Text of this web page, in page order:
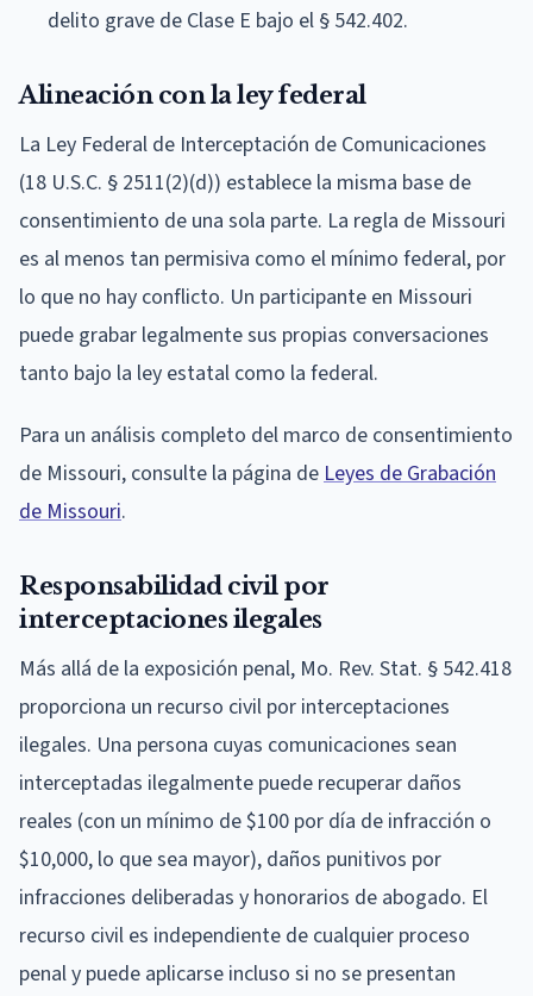
delito grave de Clase E bajo el § 542.402.
Alineación con la ley federal
La Ley Federal de Interceptación de Comunicaciones
(18 U.S.C. § 2511(2)(d)) establece la misma base de
consentimiento de una sola parte. La regla de Missouri
es al menos tan permisiva como el mínimo federal, por
lo que no hay conflicto. Un participante en Missouri
puede grabar legalmente sus propias conversaciones
tanto bajo la ley estatal como la federal.
Para un análisis completo del marco de consentimiento
de Missouri, consulte la página deLeyes de Grabación
de Missouri.
Responsabilidad civil por
interceptaciones ilegales
Más allá de la exposición penal, Mo. Rev. Stat. § 542.418
proporciona un recurso civil por interceptaciones
ilegales. Una persona cuyas comunicaciones sean
interceptadas ilegalmente puede recuperar daños
reales (con un mínimo de $100 por día de infracción o
$10,000, lo que sea mayor), daños punitivos por
infracciones deliberadas y honorarios de abogado. El
recurso civil es independiente de cualquier proceso
penal y puede aplicarse incluso si no se presentan